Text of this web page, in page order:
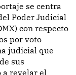
Poder Judicial
con respecto
por voto
judicial que
sus
a revelar el